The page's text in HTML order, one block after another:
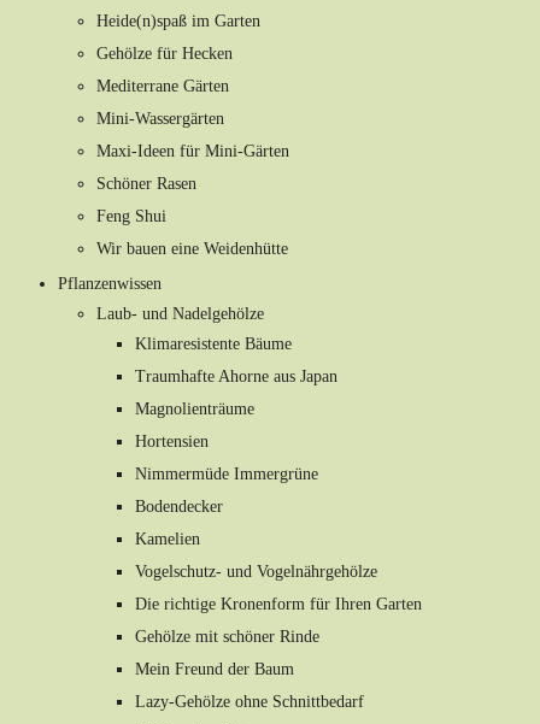
Heide(n)spaß im Garten
Gehölze für Hecken
Mediterrane Gärten
Mini-Wassergärten
Maxi-Ideen für Mini-Gärten
Schöner Rasen
Feng Shui
Wir bauen eine Weidenhütte
Pflanzenwissen
Laub- und Nadelgehölze
Klimaresistente Bäume
Traumhafte Ahorne aus Japan
Magnolienträume
Hortensien
Nimmermüde Immergrüne
Bodendecker
Kamelien
Vogelschutz- und Vogelnährgehölze
Die richtige Kronenform für Ihren Garten
Gehölze mit schöner Rinde
Mein Freund der Baum
Lazy-Gehölze ohne Schnittbedarf